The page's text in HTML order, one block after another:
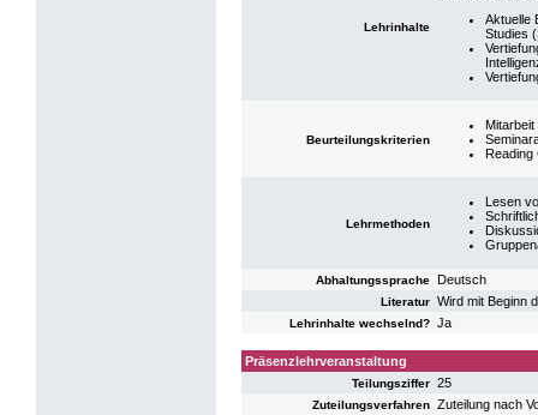
Lehrinhalte
Aktuelle
Studies
Beurteilungskriterien
Mitarbeit
Reading
Lehrmethoden
Lesen
Abhaltungssprache Deutsch
Literatur Wird mit Beginn
Lehrinhalte wechselnd? Ja
Präsenzlehrveranstaltung
Teilungsziffer 25
Zuteilungsverfahren Zuteilung nach